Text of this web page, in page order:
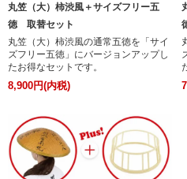
丸笠（大）柿渋風＋サイズフリー五
徳 取替セット
丸笠（大）柿渋風の通常五徳を「サイ
ズフリー五徳」にバージョンアップし
たお得なセットです。
8,900円(内税)